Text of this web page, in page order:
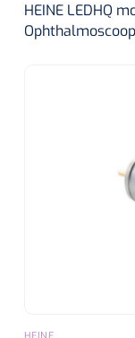
HEINE LEDHQ